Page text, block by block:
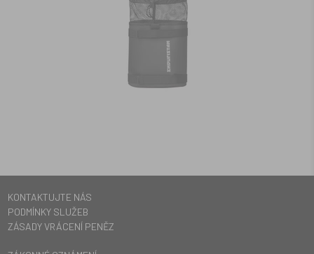
KONTAKTUJTE NÁS
PODMÍNKY SLUŽEB
ZÁSADY VRÁCENÍ PENĚZ